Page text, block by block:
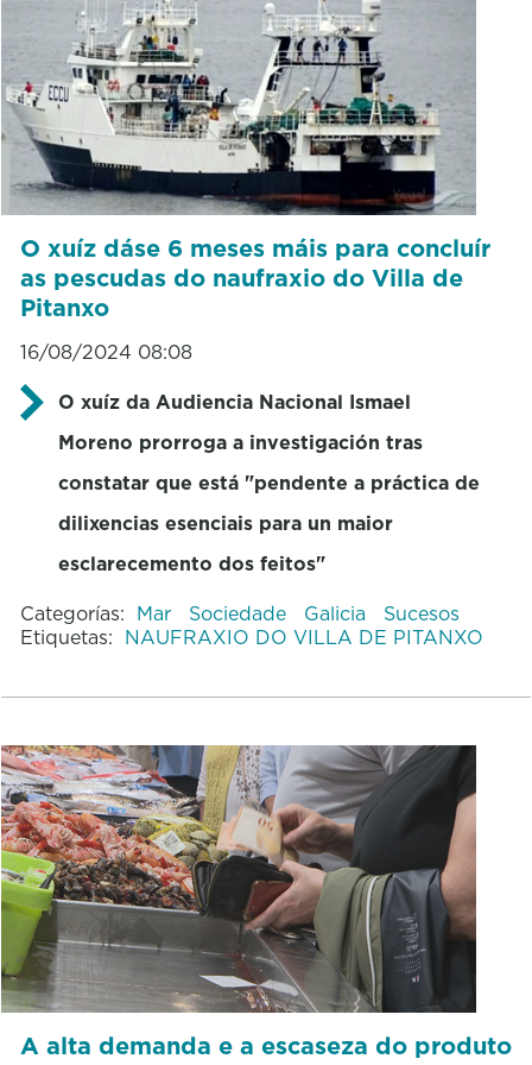
O xuíz dáse 6 meses máis para concluír
as pescudas do naufraxio do Villa de
Pitanxo
16/08/2024 08:08
O xuíz da Audiencia Nacional Ismael
Moreno prorroga a investigación tras
constatar que está "pendente a práctica de
dilixencias esenciais para un maior
esclarecemento dos feitos"
Categorías: Mar Sociedade Galicia
Sucesos
Etiquetas: NAUFRAXIO DO VILLA DE PITANXO
A alta demanda e a escaseza do produto